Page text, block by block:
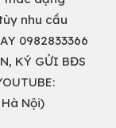
nhu cầu
0982833366
KÝ GỬI BĐS
Nội)